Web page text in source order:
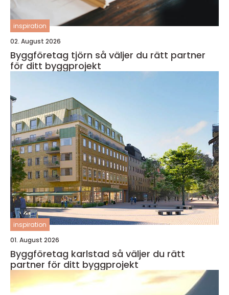
inspiration
02. August 2026
Byggföretag tjörn så väljer du rätt partner
för ditt byggprojekt
inspiration
01. August 2026
Byggföretag karlstad så väljer du rätt
partner för ditt byggprojekt